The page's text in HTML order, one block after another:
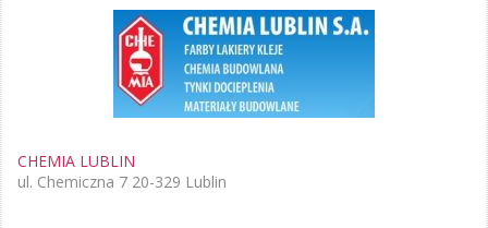
CHEMIA LUBLIN
ul. Chemiczna 7 20-329 Lublin